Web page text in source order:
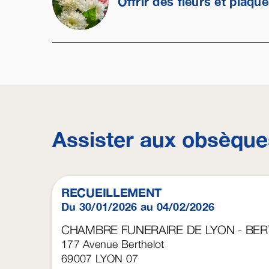
Assister aux
RECUEILLEMENT
Du 30/01/2026 au 04/02/2026
CHAMBRE FUNERAIRE DE LYON -
177 Avenue Berthelot
69007 LYON 07